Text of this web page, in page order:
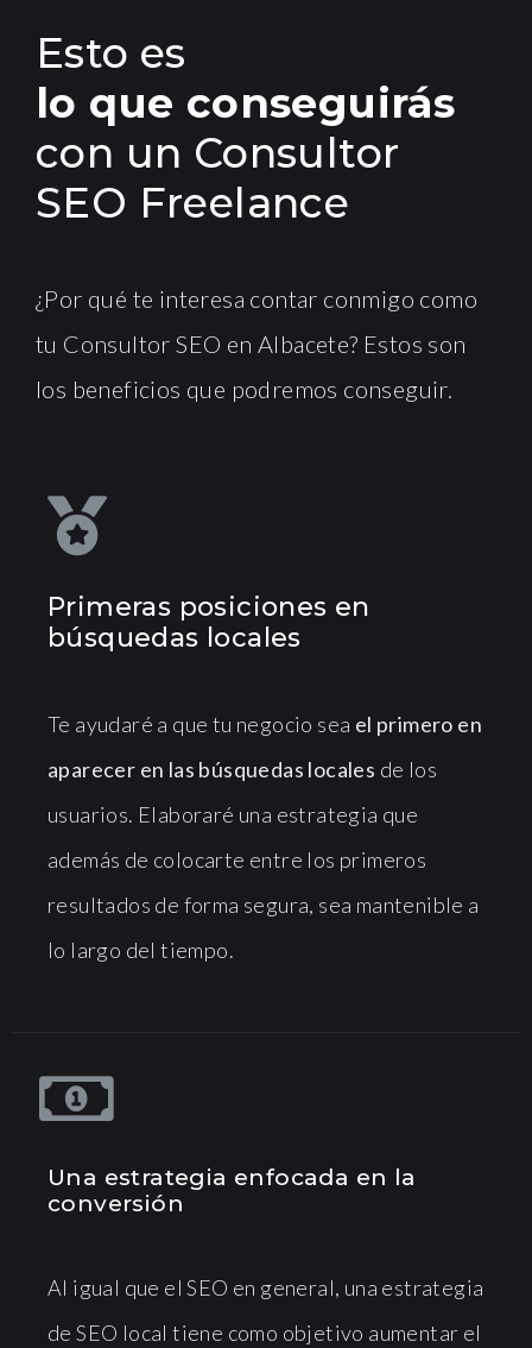
Esto es
lo que conseguirás
con un Consultor
SEO Freelance
¿Por qué te interesa contar conmigo como
tu Consultor SEO en Albacete? Estos son
los beneficios que podremos conseguir.
Primeras posiciones en
búsquedas locales
Te ayudaré a que tu negocio sea el primero en
aparecer en las búsquedas locales de los
usuarios. Elaboraré una estrategia que
además de colocarte entre los primeros
resultados de forma segura, sea mantenible a
lo largo del tiempo.
Una estrategia enfocada en la
conversión
Al igual que el SEO en general, una estrategia
de SEO local tiene como objetivo aumentar el